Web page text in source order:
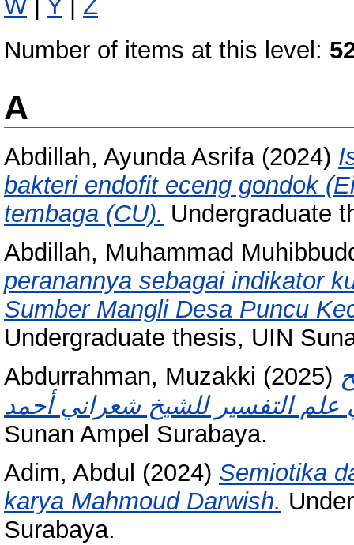
W | Y | Z
Number of items at this level:
A
Abdillah, Ayunda Asrifa(2024)
bakteri endofit eceng gondok
tembaga (CU). Undergraduate
Abdillah, Muhammad
peranannya sebagai indikator
Sumber Mangli Desa Puncu
Undergraduate thesis, UIN
Abdurrahman, Muzakki (2025)
Sunan Ampel Surabaya.
Adim, Abdul (2024) Semiotika
karya Mahmoud Darwish.
Surabaya.